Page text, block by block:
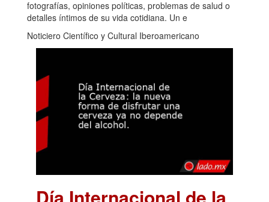
fotografías, opiniones políticas, problemas de salud o
detalles íntimos de su vida cotidiana. Un e
Noticiero Científico y Cultural Iberoamericano